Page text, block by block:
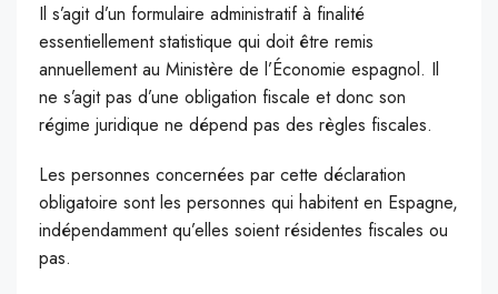
Il s’agit d’un formulaire administratif à finalité
essentiellement statistique qui doit être remis
annuellement au Ministère de l’Économie espagnol. Il
ne s’agit pas d’une obligation fiscale et donc son
régime juridique ne dépend pas des règles fiscales.
Les personnes concernées par cette déclaration
obligatoire sont les personnes qui habitent en Espagne,
indépendamment qu’elles soient résidentes fiscales ou
pas.